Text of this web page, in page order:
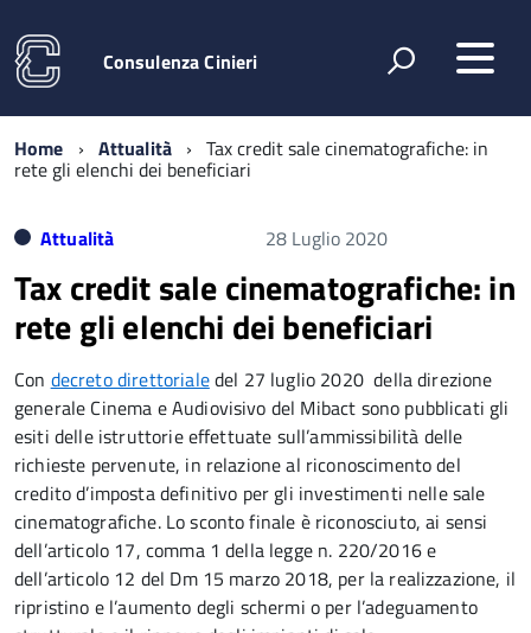
Consulenza Cinieri
Home Attualità Tax credit sale cinematografiche: in
rete gli elenchi dei beneficiari
Attualità 28 Luglio 2020
Tax credit sale cinematografiche: in
rete gli elenchi dei beneficiari
Con decreto direttorialedel 27 luglio 2020 della direzione
generale Cinema e Audiovisivo del Mibact sono pubblicati gli
esiti delle istruttorie effettuate sull’ammissibilità delle
richieste pervenute, in relazione al riconoscimento del
credito d’imposta definitivo per gli investimenti nelle sale
cinematografiche. Lo sconto finale è riconosciuto, ai sensi
dell’articolo 17, comma 1 della legge n. 220/2016 e
dell’articolo 12 del Dm 15 marzo 2018, per la realizzazione, il
ripristino e l’aumento degli schermi o per l’adeguamento